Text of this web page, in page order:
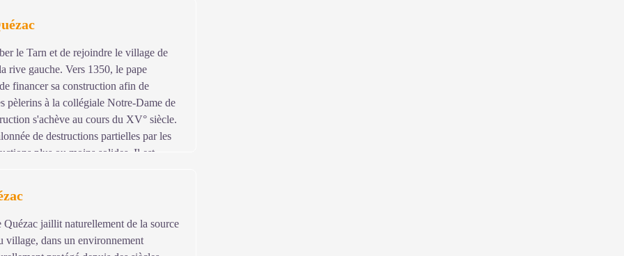
de vignes sont replantés : le
la même cave coopérative à
pour déguster les vins (la cave
le Tarn et de rejoindre le village de
rive gauche. Vers 1350, le pape
financer sa construction afin de
pèlerins à la collégiale Notre-Dame de
s'achève au cours du XV° siècle.
de destructions partielles par les
plus ou moins solides. Il est
Quézac jaillit naturellement de la source
village, dans un environnement